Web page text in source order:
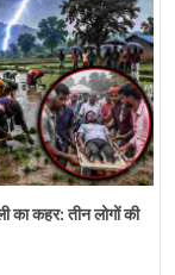
का कहर: तीन लोगों की